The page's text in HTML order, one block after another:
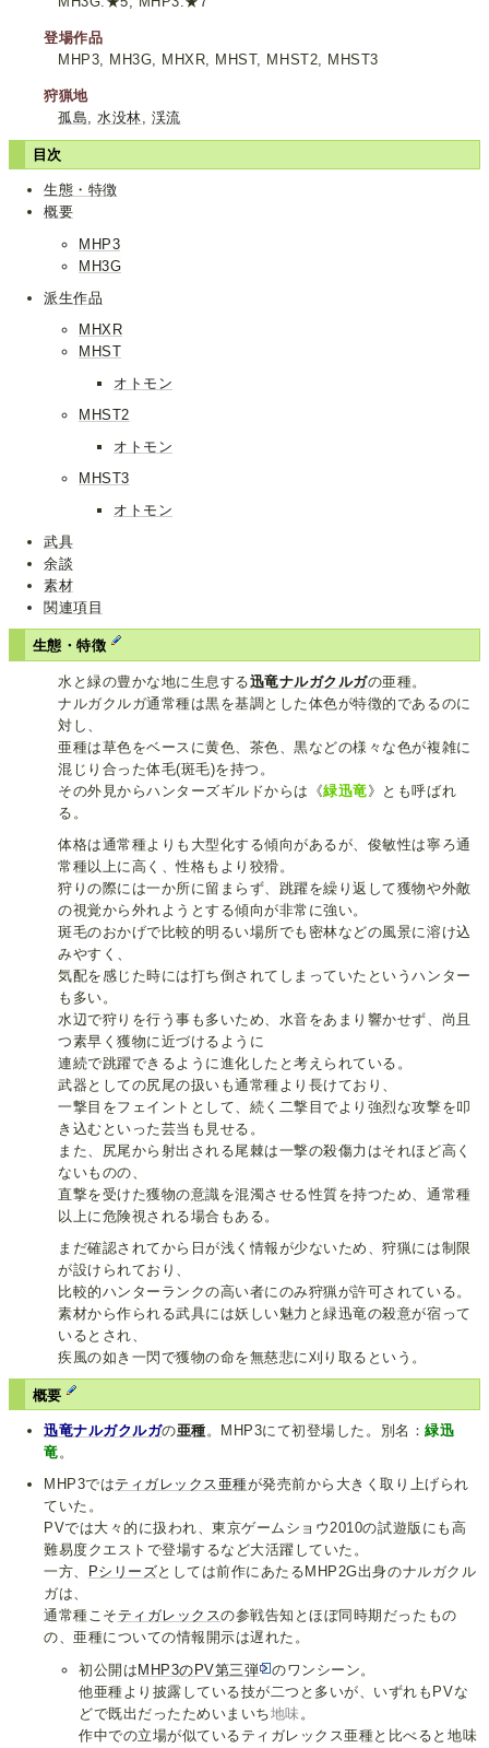
登場作品
MHP3, MH3G, MHXR, MHST, MHST2, MHST3
狩猟地
孤島,水没林, 渓流
目次
生態・特徴
概要
MHP3
MH3G
派生作品
MHXR
MHST
オトモン
MHST2
オトモン
MHST3
オトモン
武具
余談
素材
関連項目
生態・特徴
水と緑の豊かな地に生息する迅竜ナルガクルガの亜種。
ナルガクルガ通常種は黒を基調とした体色が特徴的であるのに
対し、
亜種は草色をベースに黄色、茶色、黒などの様々な色が複雑に
混じり合った体毛(斑毛)を持つ。
その外見からハンターズギルドからは《緑迅竜》とも呼ばれ
る。
体格は通常種よりも大型化する傾向があるが、俊敏性は寧ろ通
常種以上に高く、性格もより狡猾。
狩りの際には一か所に留まらず、跳躍を繰り返して獲物や外敵
の視覚から外れようとする傾向が非常に強い。
斑毛のおかげで比較的明るい場所でも密林などの風景に溶け込
みやすく、
気配を感じた時には打ち倒されてしまっていたというハンター
も多い。
水辺で狩りを行う事も多いため、水音をあまり響かせず、尚且
つ素早く獲物に近づけるように
連続で跳躍できるように進化したと考えられている。
武器としての尻尾の扱いも通常種より長けており、
一撃目をフェイントとして、続く二撃目でより強烈な攻撃を叩
き込むといった芸当も見せる。
また、尻尾から射出される尾棘は一撃の殺傷力はそれほど高く
ないものの、
直撃を受けた獲物の意識を混濁させる性質を持つため、通常種
以上に危険視される場合もある。
まだ確認されてから日が浅く情報が少ないため、狩猟には制限
が設けられており、
比較的ハンターランクの高い者にのみ狩猟が許可されている。
素材から作られる武具には妖しい魅力と緑迅竜の殺意が宿って
いるとされ、
疾風の如き一閃で獲物の命を無慈悲に刈り取るという。
概要
迅竜ナルガクルガの亜種。MHP3にて初登場した。別名：緑迅
竜。
MHP3ではティガレックス亜種が発売前から大きく取り上げられ
ていた。
PVでは大々的に扱われ、東京ゲームショウ2010の試遊版にも高
難易度クエストで登場するなど大活躍していた。
一方、
Pシリーズとしては前作にあたるMHP2G出身のナルガクル
ガは、
通常種こそ ティガレックスの参戦告知とほぼ同時期だったもの
の、亜種についての情報開示は遅れた。
初公開は MHP3のPV第三弾
のワンシーン。
他亜種より披露している技が二つと多いが、いずれもPVな
どで既出だったためいまいち地味 。
作中での立場が似ているティガレックス亜種と比べると地味